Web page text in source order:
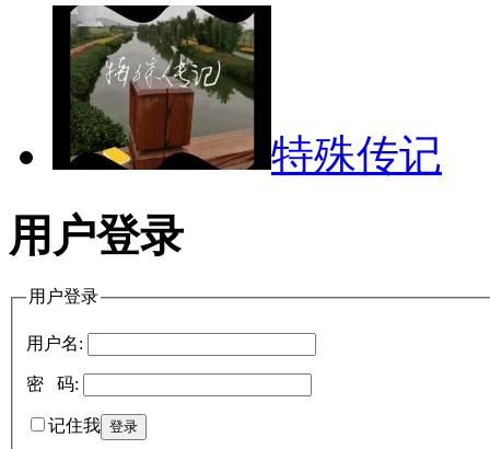
特殊传记
用户登录
用户登录
用户名:
密 码:
记住我